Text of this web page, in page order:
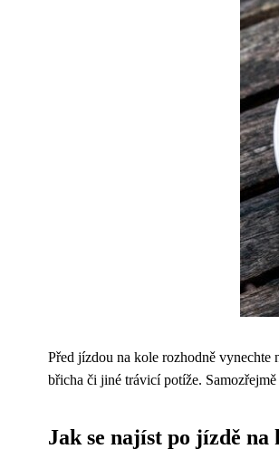
Před jízdou na kole rozhodně vynechte
břicha či jiné trávicí potíže.
Jak se najíst po jízdě na